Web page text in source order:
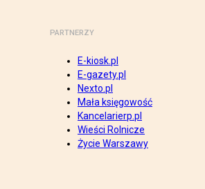
PARTNERZY
E-kiosk.pl
E-gazety.pl
Nexto.pl
Mała księgowość
Kancelarierp.pl
Wieści Rolnicze
Życie Warszawy